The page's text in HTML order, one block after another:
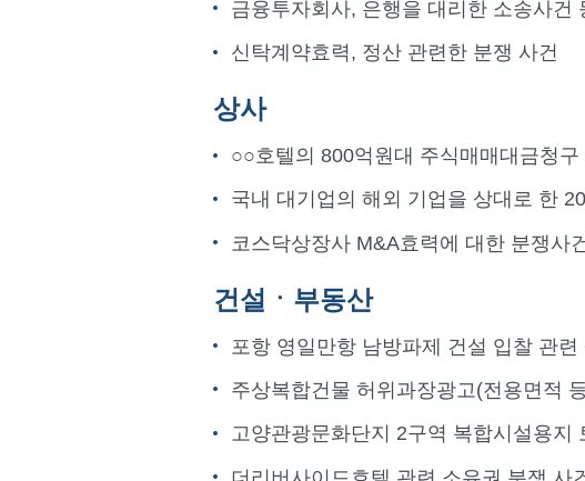
금융투자회사, 은행을 대리한 소송사건
신탁계약효력, 정산 관련한 분쟁 사건
상사
○○호텔의 800억원대 주식매매대금청구
국내 대기업의 해외 기업을 상대로 한
코스닥상장사 M&A효력에 대한 분쟁사
건설ㆍ부동산
포항 영일만항 남방파제 건설 입찰 관
주상복합건물 허위과장광고(전용면적
고양관광문화단지 2구역 복합시설용